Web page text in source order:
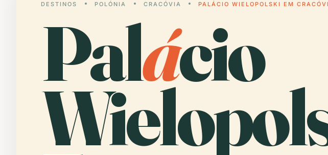
DESTINOS POLÓNIA CRACÓVIA PALÁCIO WIELOPOLSKI EM
Palácio